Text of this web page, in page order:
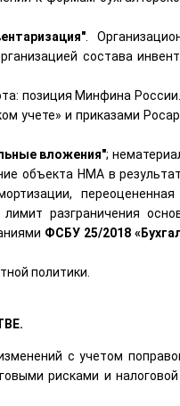
.
состава
позиция Минфина
учете» и приказами
вложения";
объекта НМА в
разграничения
ФСБУ 25/2018
политики.
с учетом
рисками и